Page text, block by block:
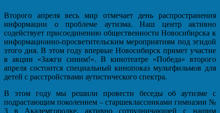
Второго апреля весь мир отмечает день распространения
информации о проблеме аутизма. Наш центр активно
содействует присоединению общественности Новосибирска к
информационно-просветительским мероприятиям под эгидой
этого дня. В этом году впервые Новосибирск примет участие
в акции «Зажги синим!». В кинотеатре «Победа» второго
апреля состоится специальный кинопоказ мультфильмов для
детей с расстройствами аутистического спектра.
В этом году мы решили провести беседы об аутизме с
подрастающим поколением – старшеклассниками гимназии №
3 в Академгородке, активно сотрудничающей с нашим